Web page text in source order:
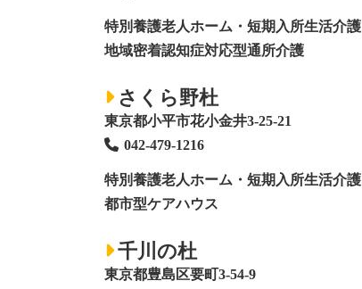
特別養護老人ホーム ・短期入所生活介護
地域密着認知症対応型通所介護
さくら野杜
東京都小平市花小金井3-25-21
042-479-1216
特別養護老人ホーム ・短期入所生活介護
都市型ケアハウス
千川の杜
東京都豊島区要町3-54-9